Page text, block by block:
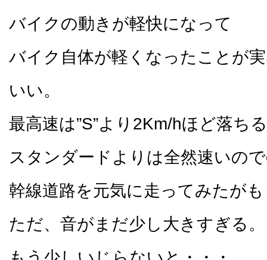
バイクの動きが軽快になって
バイク自体が軽くなったことが
いい。
最高速は”S”より2Km/hほど落
スタンダードよりは全然速いの
幹線道路を元気に走ってみたが
ただ、音がまだ少し大きすぎる。